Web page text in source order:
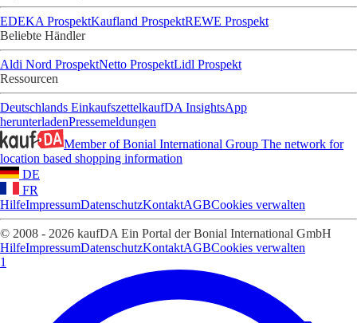
EDEKA ProspektKaufland ProspektREWE Prospekt
Beliebte Händler
Aldi Nord ProspektNetto ProspektLidl Prospekt
Ressourcen
Deutschlands EinkaufszettelkaufDA InsightsApp
herunterladenPressemeldungen
Member of Bonial International Group The network for
location based shopping information
DE
FR
HilfeImpressumDatenschutzKontaktAGBCookies verwalten
© 2008 - 2026 kaufDA Ein Portal der Bonial International GmbH
HilfeImpressumDatenschutzKontaktAGBCookies verwalten
1